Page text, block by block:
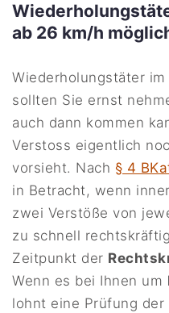
ab 26 km/h
Wiederholungstäter
sollten Sie ernst
auch dann kommen
Verstoss eigentlich
vorsieht. Nach § 4
in Betracht, wenn
zwei Verstöße von
zu schnell
Zeitpunkt der
Wenn es bei Ihnen um
lohnt eine Prüfung